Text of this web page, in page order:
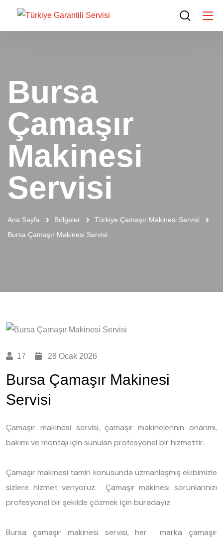
Bursa
Çamaşır
Makinesi
Servisi
Ana Sayfa Bölgeler
Türkiye Çamaşır Makinesi Servisi
Bursa Çamaşır Makinesi Servisi
17 28 Ocak 2026
Bursa Çamaşır Makinesi
Servisi
Çamaşır makinesi servisi, çamaşır makinelerinin onarımı,
bakımı ve montajı için sunulan profesyonel bir hizmettir.
Çamaşır makinesi tamiri konusunda uzmanlaşmış ekibimizle
sizlere hizmet veriyoruz. Çamaşır makinesi sorunlarınızı
profesyonel bir şekilde çözmek için buradayız .
Bursa çamaşır makinesi servisi, her marka çamaşır